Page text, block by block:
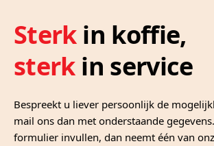
Sterkin koffie,
sterkin service
Bespreekt u liever persoonlijk de
mail ons dan met onderstaande
formulier invullen, dan neemt één van